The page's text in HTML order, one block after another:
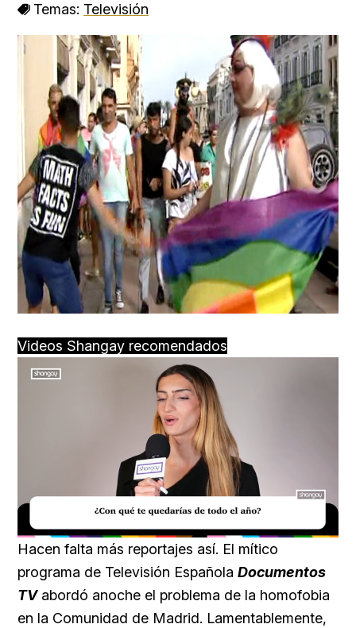
Temas: Televisión
Videos Shangay recomendados
Unmute Loaded:
39.56%
Hacen falta más reportajes así. El mítico
programa de Televisión Española Documentos
TVabordó anoche el problema de la homofobia
en la Comunidad de Madrid. Lamentablemente,